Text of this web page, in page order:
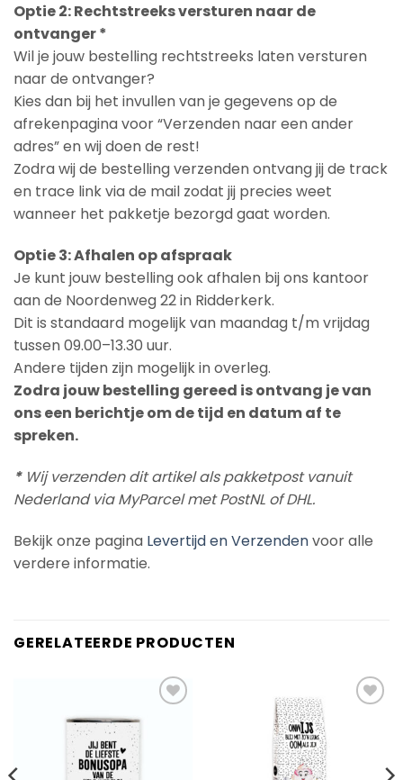
Optie 2: Rechtstreeks versturen naar de
ontvanger *
Wil je jouw bestelling rechtstreeks laten versturen
naar de ontvanger?
Kies dan bij het invullen van je gegevens op de
afrekenpagina voor “Verzenden naar een ander
adres” en wij doen de rest!
Zodra wij de bestelling verzenden ontvang jij de track
en trace link via de mail zodat jij precies weet
wanneer het pakketje bezorgd gaat worden.
Optie 3: Afhalen op afspraak
Je kunt jouw bestelling ook afhalen bij ons kantoor
aan de Noordenweg 22 in Ridderkerk.
Dit is standaard mogelijk van maandag t/m vrijdag
tussen 09.00–13.30 uur.
Andere tijden zijn mogelijk in overleg.
Zodra jouw bestelling gereed is ontvang je van
ons een berichtje om de tijd en datum af te
spreken.
*Wij verzenden dit artikel als pakketpost vanuit
Nederland via MyParcel met PostNL of DHL.
Bekijk onze pagina Levertijd en Verzendenvoor alle
verdere informatie.
GERELATEERDE PRODUCTEN